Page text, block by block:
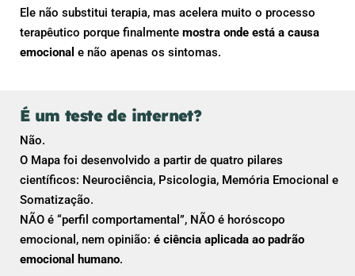
Ele não substitui terapia, mas acelera muito o processo
terapêutico porque finalmente mostra onde está a causa
emocional e não apenas os sintomas.
É um teste de internet?
Não.
O Mapa foi desenvolvido a partir de quatro pilares
científicos: Neurociência, Psicologia, Memória Emocional e
Somatização.
NÃO é “perfil comportamental”, NÃO é horóscopo
emocional, nem opinião: é ciência aplicada ao padrão
emocional humano.